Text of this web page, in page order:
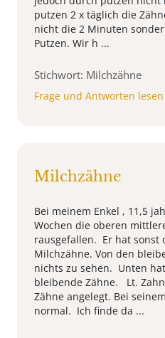
putzen 2 x täglich die
nicht die 2 Minuten
Putzen. Wir h ...
Stichwort: Milchzähne
Frage und Antworten lesen
Milchzähne
Bei meinem Enkel , 11,5
Wochen die oberen
rausgefallen. Er hat sonst
Milchzähne. Von den
nichts zu sehen. Unten
bleibende Zähne. Lt.
Zähne angelegt. Bei
normal. Ich finde da ...